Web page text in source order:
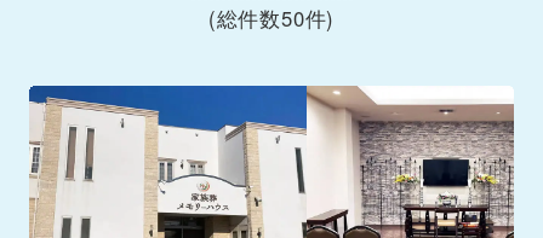
(総件数50件)